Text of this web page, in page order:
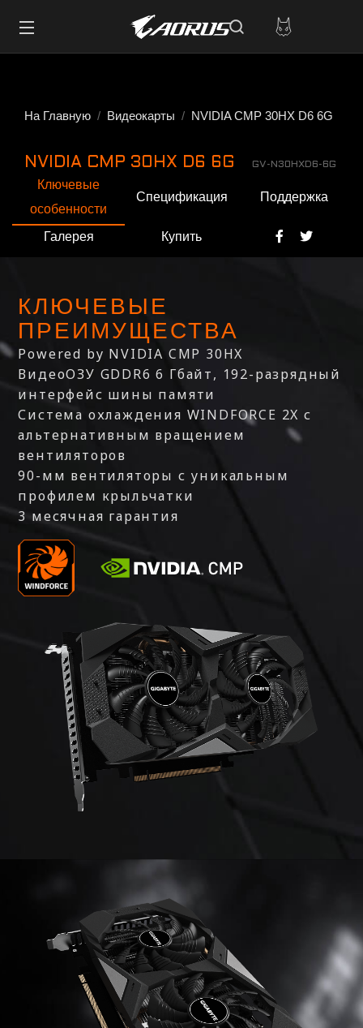
На Главную Видеокарты NVIDIA CMP 30HX D6 6G
NVIDIA CMP 30HX D6 6G GV-N30HXD6-6G
Ключевые
особенности
Спецификация Поддержка
Галерея Купить
КЛЮЧЕВЫЕ
ПРЕИМУЩЕСТВА
Powered by NVIDIA CMP 30HX
ВидеоОЗУ GDDR6 6 Гбайт, 192-разрядный
интерфейс шины памяти
Система охлаждения WINDFORCE 2X с
альтернативным вращением
вентиляторов
90-мм вентиляторы с уникальным
профилем крыльчатки
3 месячная гарантия